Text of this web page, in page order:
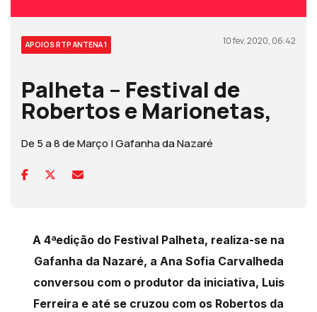
APOIOS RTP ANTENA 1 10 fev, 2020, 06:42
Palheta – Festival de
Robertos e Marionetas,
De 5 a 8 de Março | Gafanha da Nazaré
A 4ªedição do Festival Palheta, realiza-se na
Gafanha da Nazaré, a Ana Sofia Carvalheda
conversou com o produtor da iniciativa, Luis
Ferreira e até se cruzou com os Robertos da